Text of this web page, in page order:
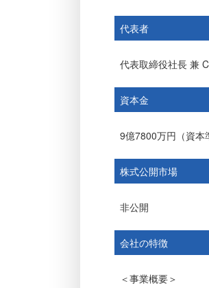
代表者
代表取締役社長 兼
資本金
9億7800万円（資本
株式公開市場
非公開
会社の特徴
＜事業概要＞